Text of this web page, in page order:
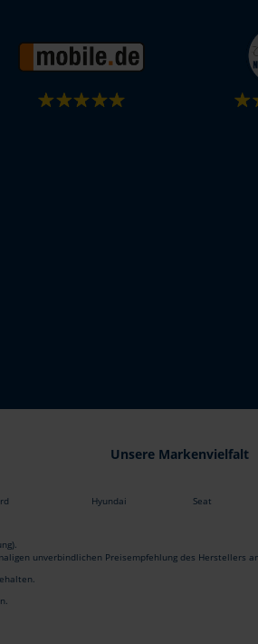
Unsere Markenvielfalt
Hyundai Seat
unverbindlichen Preisempfehlung des Herstellers